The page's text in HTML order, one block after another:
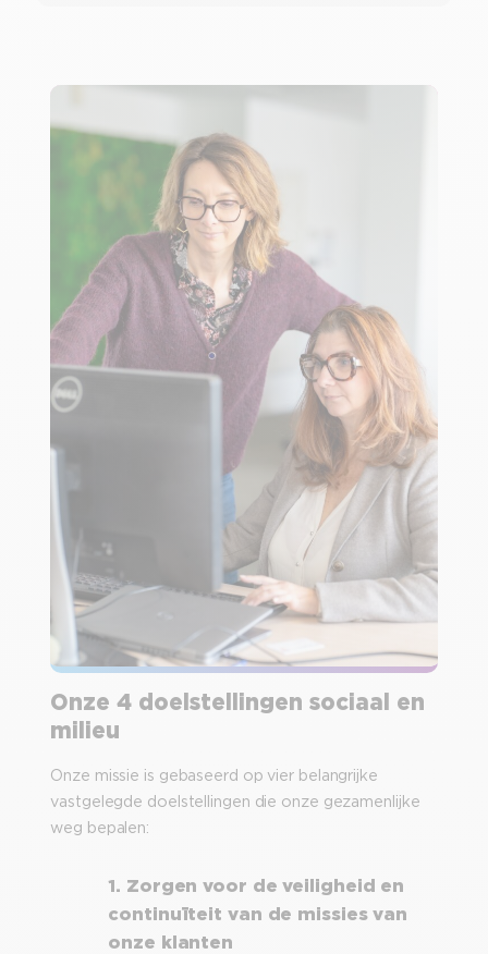
Onze 4 doelstellingen sociaal en
milieu
Onze missie is gebaseerd op vier belangrijke
vastgelegde doelstellingen die onze gezamenlijke
weg bepalen:
1. Zorgen voor de veiligheid en
continuïteit van de missies van
onze klanten